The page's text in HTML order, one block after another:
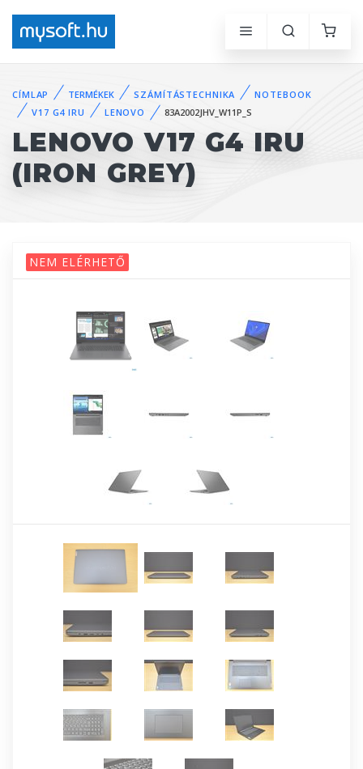
CÍMLAP TERMÉKEK SZÁMÍTÁSTECHNIKA
NOTEBOOK
V17 G4 IRU
LENOVO 83A2002JHV_W11P_S
LENOVO V17 G4 IRU
(IRON GREY)
NEM ELÉRHETŐ